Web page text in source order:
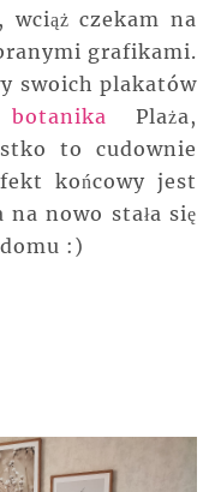
czekam na
grafikami.
swoich plakatów
Plaża,
to cudownie
końcowy jest
nowo stała się
:)